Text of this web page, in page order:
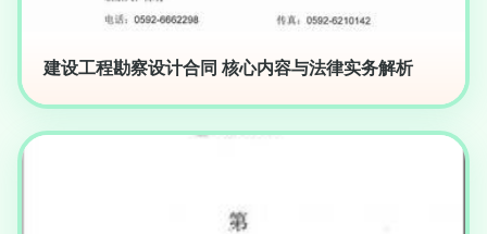
建设工程勘察设计合同 核心内容与法律实务解析